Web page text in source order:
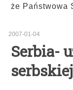
że Państwowa
2007-01-04
Serbia-